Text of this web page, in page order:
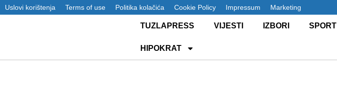
Uslovi korištenja Terms of use Politika kolačića Cookie Policy Impressum Marketing
TUZLAPRESS VIJESTI IZBORI SPORT
HIPOKRAT